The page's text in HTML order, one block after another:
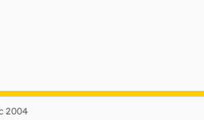
2004